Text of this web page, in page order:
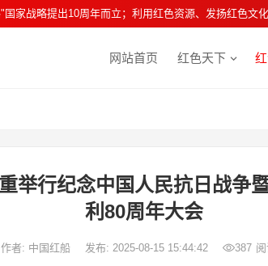
战略提出10周年而立；利用红色资源、发扬红色文
网站首页 红色天下
举行纪念中国人民抗日战争
利80周年大会
作者: 中国红船 发布: 2025-08-15 15:44:42 387